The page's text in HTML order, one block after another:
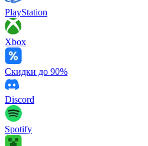
PlayStation
Xbox
Скидки до 90%
Discord
Spotify